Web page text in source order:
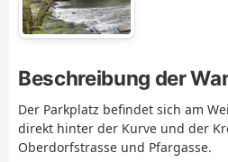
Beschreibung der
Der Parkplatz befindet sich am
direkt hinter der Kurve und der
Oberdorfstrasse und Pfargasse.